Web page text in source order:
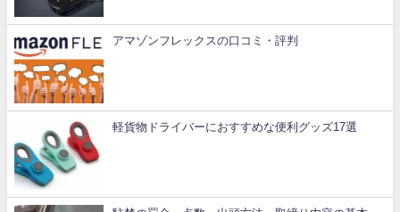
アマゾンフレックスの口コミ・評判
軽貨物ドライバーにおすすめな便利グッズ17選